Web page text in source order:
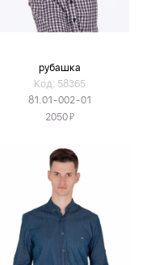
рубашка
Код: 58365
81.01-002-01
2050Я